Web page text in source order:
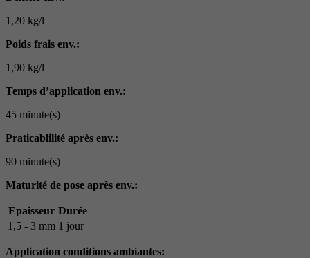
1,20 kg/l
Poids frais env.:
1,90 kg/l
Temps d’application env.:
45 minute(s)
Praticablilité après env.:
90 minute(s)
Maturité de pose après env.:
Epaisseur Durée
1,5 - 3 mm 1 jour
Application conditions ambiantes: